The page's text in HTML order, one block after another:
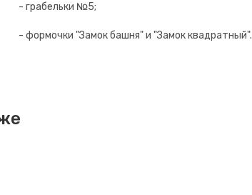
- грабельки №5;
- формочки "Замок башня" и "Замок квадратный".